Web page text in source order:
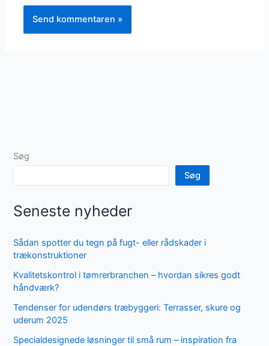
Søg
Søg
Seneste nyheder
Sådan spotter du tegn på fugt- eller rådskader i
trækonstruktioner
Kvalitetskontrol i tømrerbranchen – hvordan sikres godt
håndværk?
Tendenser for udendørs træbyggeri: Terrasser, skure og
uderum 2025
Specialdesignede løsninger til små rum – inspiration fra